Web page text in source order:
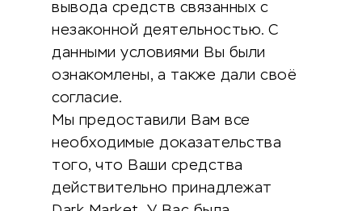
вывода средств связанных с
незаконной деятельностью. С
данными условиями Вы были
ознакомлены, а также дали своё
согласие.
Мы предоставили Вам все
необходимые доказательства
того, что Ваши средства
действительно принадлежат